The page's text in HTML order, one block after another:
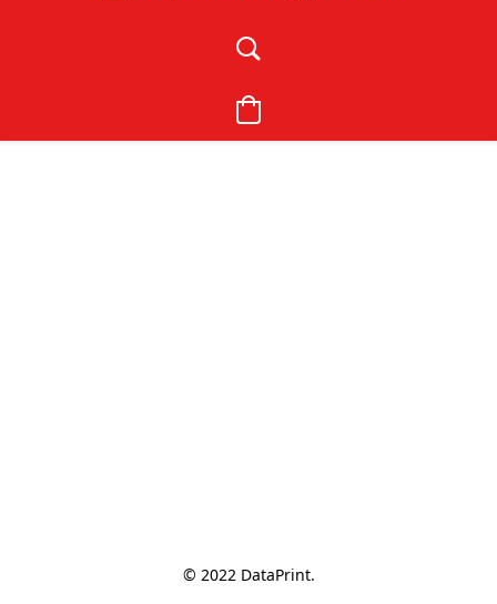
© 2022 DataPrint.